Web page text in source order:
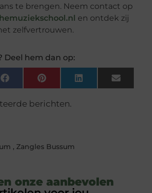
te brengen. Neem contact op
en ontdek zij
zelfvertrouwen.
Deel hem dan op:
FacebookPinterestLinkedInEmail
berichten.
, Zangles Bussum
onze aanbevolen